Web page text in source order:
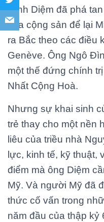
Đình Diệm đã phá
của cộng sản để lại
ra Bắc theo các điều
Genève. Ông Ngô
một thế đứng chính
Nhất Cộng Hoà.
Nhưng sự khai sinh
trẻ thay cho một nền
liêu của triều nhà
lực, kinh tế, kỹ thuật,
điểm mà ông Diệm
Mỹ. Và người Mỹ đã
thức cố vấn trong
năm đầu của thập kỷ